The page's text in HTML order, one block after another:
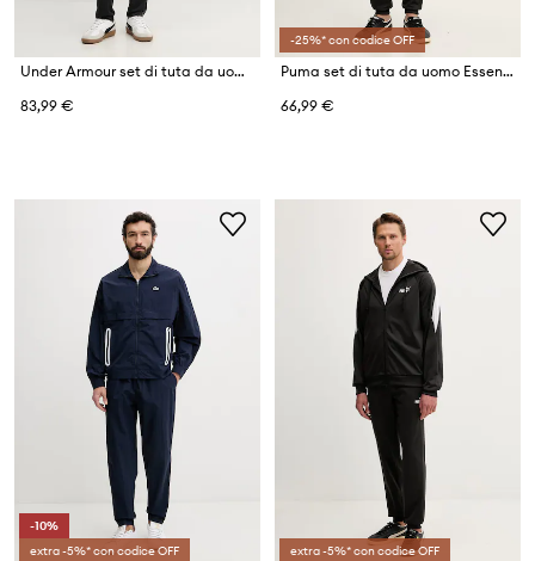
Under Armour set di tuta da uomo EMEA
83,99 €
-25%* con codice OFF
Puma set di tuta da uomo Essential Poly suit
66,99 €
-10%
extra -5%* con codice OFF
extra -5%* con codice OFF